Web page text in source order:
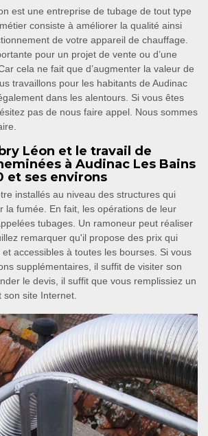
est une entreprise de tubage de tout type
consiste à améliorer la qualité ainsi
de votre appareil de chauffage.
pour un projet de vente ou d’une
cela ne fait que d’augmenter la valeur de
travaillons pour les habitants de Audinac
dans les alentours. Si vous êtes
pas de nous faire appel. Nous sommes
Léon et le travail de
à Audinac Les Bains
et ses environs
installés au niveau des structures qui
la fumée. En fait, les opérations de leur
tubages. Un ramoneur peut réaliser
remarquer qu'il propose des prix qui
accessibles à toutes les bourses. Si vous
supplémentaires, il suffit de visiter son
le devis, il suffit que vous remplissiez un
son site Internet.